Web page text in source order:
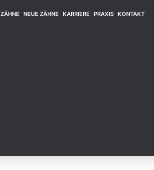
NEUE ZÄHNE KARRIERE PRAXIS KONTAKT